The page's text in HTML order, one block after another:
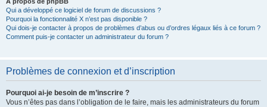
Qui a développé ce logiciel de forum de discussions ?
Pourquoi la fonctionnalité X n’est pas disponible ?
Qui dois-je contacter à propos de problèmes d’abus ou d’ordres légaux liés à ce forum ?
Comment puis-je contacter un administrateur du forum ?
Problèmes de connexion et d’inscription
Pourquoi ai-je besoin de m’inscrire ?
Vous n’êtes pas dans l’obligation de le faire, mais les administrateurs du forum